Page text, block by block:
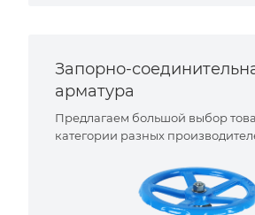
Запорно-
арматура
Предлагаем большой выбор
категории разных